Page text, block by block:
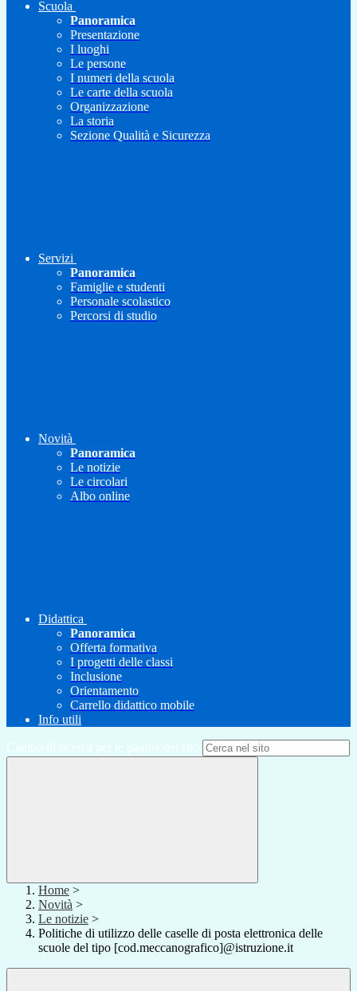
Scuola
Panoramica
Presentazione
I luoghi
Le persone
I numeri della scuola
Le carte della scuola
Organizzazione
La storia
Sezione Qualità e Sicurezza
Servizi
Panoramica
Famiglie e studenti
Personale scolastico
Percorsi di studio
Novità
Panoramica
Le notizie
Le circolari
Albo online
Didattica
Panoramica
Offerta formativa
I progetti delle classi
Inclusione
Orientamento
Carrello didattico mobile
Info utili
Campo di ricerca per le pagine del sito
Home >
Novità >
Le notizie >
Politiche di utilizzo delle caselle di posta elettronica delle
scuole del tipo [cod.meccanografico]@istruzione.it